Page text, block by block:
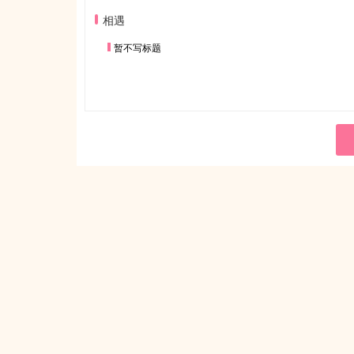
相遇
暂不写标题